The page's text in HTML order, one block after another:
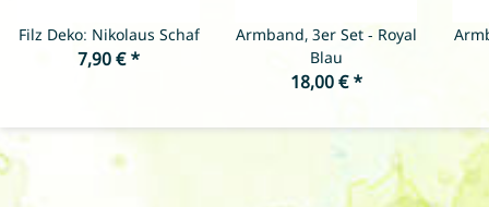
Filz Deko: Nikolaus Schaf
7,90 €*
Armband, 3er Set - Royal
Blau
18,00 €*